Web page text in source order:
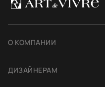
О КОМПАНИИ
ДИЗАЙНЕРАМ